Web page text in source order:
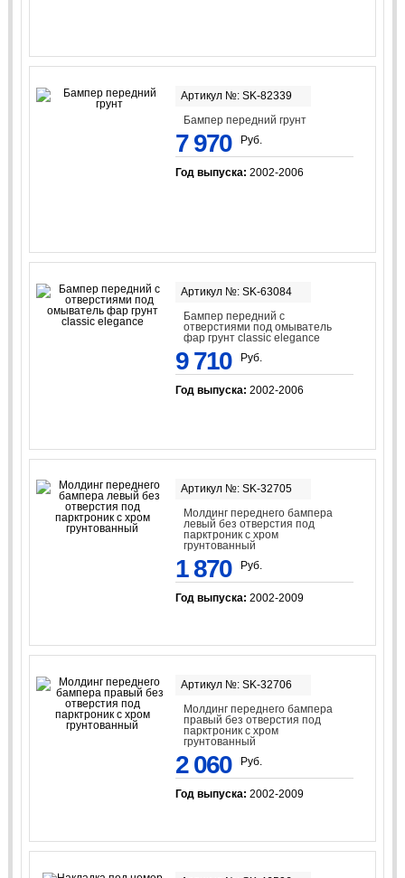
Артикул №: SK-82339
Бампер передний грунт
7 970 Руб.
Год выпуска: 2002-2006
Артикул №: SK-63084
Бампер передний с
отверстиями под омыватель
фар грунт classic elegance
9 710 Руб.
Год выпуска: 2002-2006
Артикул №: SK-32705
Молдинг переднего бампера
левый без отверстия под
парктроник с хром
грунтованный
1 870 Руб.
Год выпуска: 2002-2009
Артикул №: SK-32706
Молдинг переднего бампера
правый без отверстия под
парктроник с хром
грунтованный
2 060 Руб.
Год выпуска: 2002-2009